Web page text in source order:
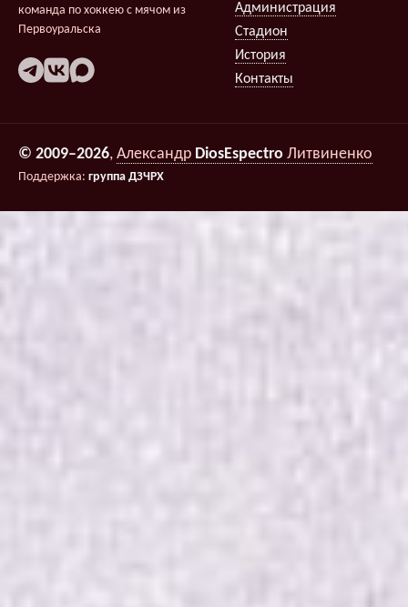
команда по хоккею с мячом из
Первоуральска
Администрация
Стадион
История
Контакты
© 2009–2026, Александр DiosEspectro Литвиненко
Поддержка: группа ДЗЧРХ